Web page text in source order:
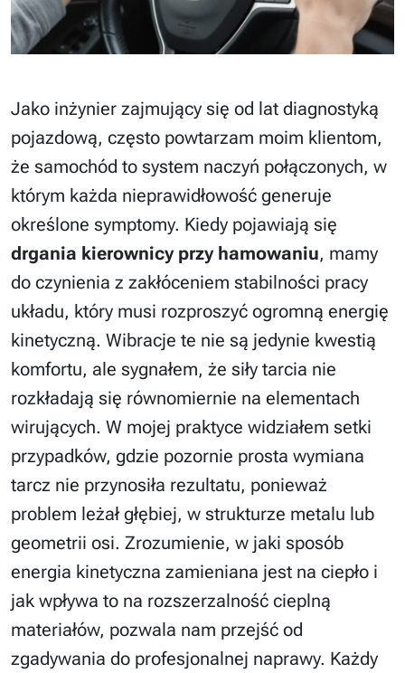
Jako inżynier zajmujący się od lat diagnostyką
pojazdową, często powtarzam moim klientom,
że samochód to system naczyń połączonych, w
którym każda nieprawidłowość generuje
określone symptomy. Kiedy pojawiają się
drgania kierownicy przy hamowaniu, mamy
do czynienia z zakłóceniem stabilności pracy
układu, który musi rozproszyć ogromną energię
kinetyczną. Wibracje te nie są jedynie kwestią
komfortu, ale sygnałem, że siły tarcia nie
rozkładają się równomiernie na elementach
wirujących. W mojej praktyce widziałem setki
przypadków, gdzie pozornie prosta wymiana
tarcz nie przynosiła rezultatu, ponieważ
problem leżał głębiej, w strukturze metalu lub
geometrii osi. Zrozumienie, w jaki sposób
energia kinetyczna zamieniana jest na ciepło i
jak wpływa to na rozszerzalność cieplną
materiałów, pozwala nam przejść od
zgadywania do profesjonalnej naprawy. Każdy